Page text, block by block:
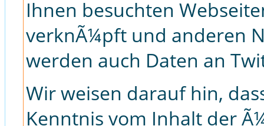
Ihnen besuchten
verknÃ¼pft und anderen
werden auch Daten an
Wir weisen darauf hin,
Kenntnis vom Inhalt der